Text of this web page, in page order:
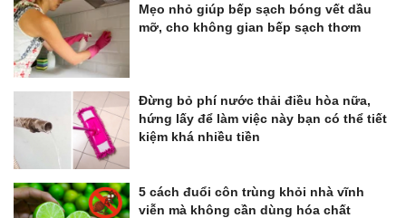
Mẹo nhỏ giúp bếp sạch bóng vết dầu
mỡ, cho không gian bếp sạch thơm
Đừng bỏ phí nước thải điều hòa nữa,
hứng lấy để làm việc này bạn có thể tiết
kiệm khá nhiều tiền
5 cách đuổi côn trùng khỏi nhà vĩnh
viễn mà không cần dùng hóa chất